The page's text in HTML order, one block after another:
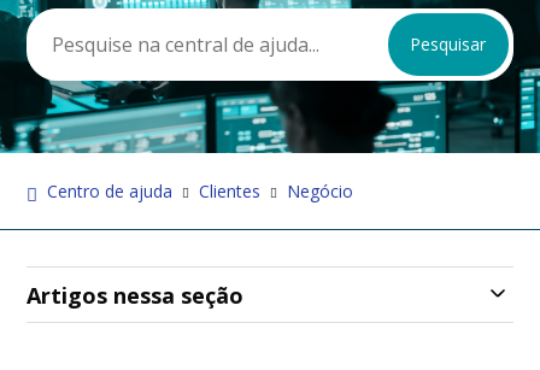
Centro de ajuda Clientes Negócio
Artigos nessa seção